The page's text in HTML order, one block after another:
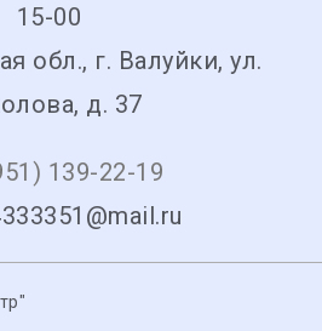
15-00
обл., г. Валуйки, ул.
д. 37
139-22-19